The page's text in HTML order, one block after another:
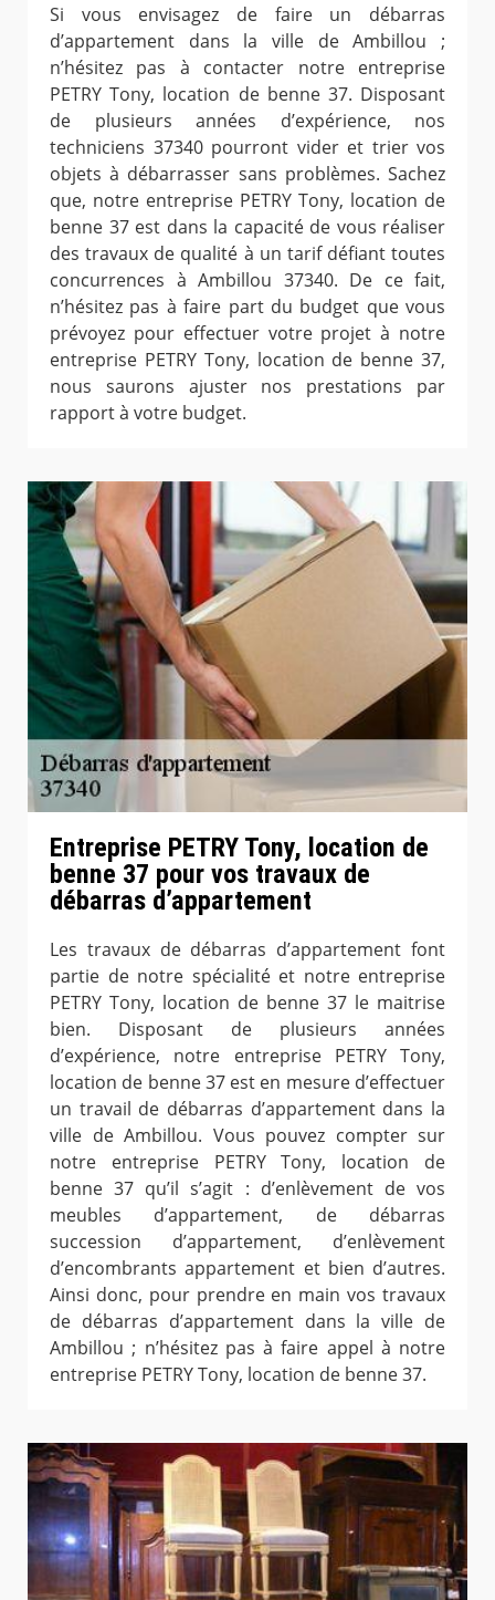
Si vous envisagez de faire un débarras
d’appartement dans la ville de Ambillou ;
n’hésitez pas à contacter notre entreprise
PETRY Tony, location de benne 37. Disposant
de plusieurs années d’expérience, nos
techniciens 37340 pourront vider et trier vos
objets à débarrasser sans problèmes. Sachez
que, notre entreprise PETRY Tony, location de
benne 37 est dans la capacité de vous réaliser
des travaux de qualité à un tarif défiant toutes
concurrences à Ambillou 37340. De ce fait,
n’hésitez pas à faire part du budget que vous
prévoyez pour effectuer votre projet à notre
entreprise PETRY Tony, location de benne 37,
nous saurons ajuster nos prestations par
rapport à votre budget.
Entreprise PETRY Tony, location de
benne 37 pour vos travaux de
débarras d’appartement
Les travaux de débarras d’appartement font
partie de notre spécialité et notre entreprise
PETRY Tony, location de benne 37 le maitrise
bien. Disposant de plusieurs années
d’expérience, notre entreprise PETRY Tony,
location de benne 37 est en mesure d’effectuer
un travail de débarras d’appartement dans la
ville de Ambillou. Vous pouvez compter sur
notre entreprise PETRY Tony, location de
benne 37 qu’il s’agit : d’enlèvement de vos
meubles d’appartement, de débarras
succession d’appartement, d’enlèvement
d’encombrants appartement et bien d’autres.
Ainsi donc, pour prendre en main vos travaux
de débarras d’appartement dans la ville de
Ambillou ; n’hésitez pas à faire appel à notre
entreprise PETRY Tony, location de benne 37.